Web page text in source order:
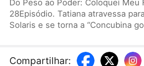
Do Peso ao Poder: Coloquei Meu
28Episódio. Tatiana atravessa
Solaris e se torna a “Concubina
um Supermercado Espacial para
Compartilhar: